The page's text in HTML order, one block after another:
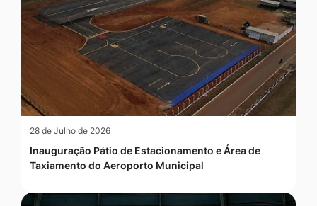
28 de Julho de 2026
Inauguração Pátio de Estacionamento e Área de
Taxiamento do Aeroporto Municipal